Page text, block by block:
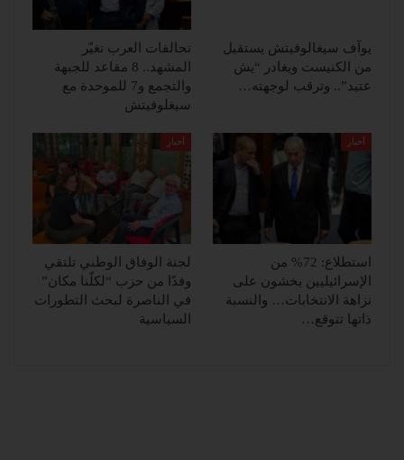
يوآف سيغالوفيتش يستقيل
من الكنيست ويغادر “يش
عتيد”.. وترقب لوجهته…
تحالفات العرب تغيّر
المشهد.. 8 مقاعد للجبهة
والتجمع و7 للموحدة مع
سيغلوفيتش
أخبار
استطلاع: 72% من
الإسرائيليين يخشون على
نزاهة الانتخابات… والنسبة
ذاتها تتوقع…
أخبار
لجنة الوفاق الوطني تلتقي
وفدًا من حزب “لكلّنا مكان”
في الناصرة لبحث التطورات
السياسية